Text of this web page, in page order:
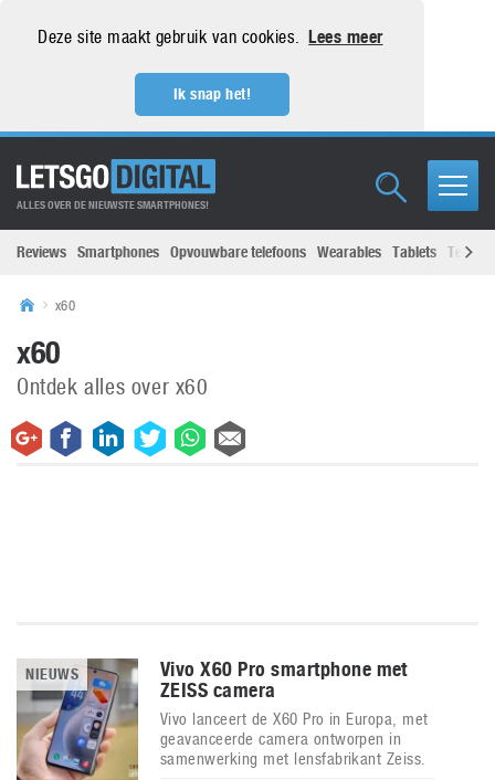
Deze site maakt gebruik van cookies. Lees meer
Ik snap het!
ALLES OVER DE NIEUWSTE SMARTPHONES!
Reviews Smartphones Opvouwbare telefoons Wearables Tablets
x60
x60
Ontdek alles over x60
NIEUWS
Vivo X60 Pro smartphone met
ZEISS camera
Vivo lanceert de X60 Pro in Europa, met
geavanceerde camera ontworpen in
samenwerking met lensfabrikant Zeiss.